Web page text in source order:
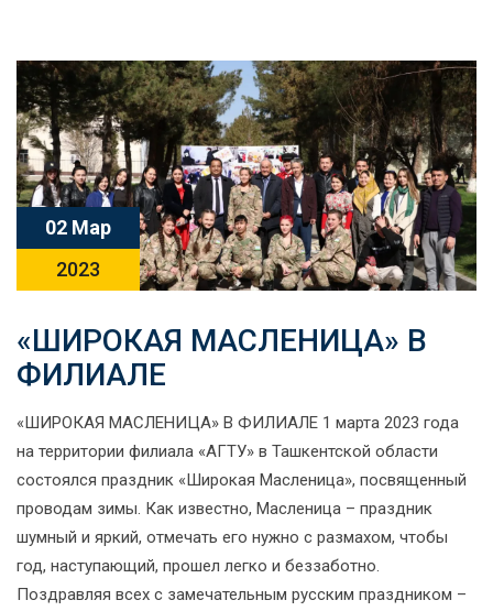
02 Мар
2023
«ШИРОКАЯ МАСЛЕНИЦА» В
ФИЛИАЛЕ
«ШИРОКАЯ МАСЛЕНИЦА» В ФИЛИАЛЕ 1 марта 2023 года
на территории филиала «АГТУ» в Ташкентской области
состоялся праздник «Широкая Масленица», посвященный
проводам зимы. Как известно, Масленица – праздник
шумный и яркий, отмечать его нужно с размахом, чтобы
год, наступающий, прошел легко и беззаботно.
Поздравляя всех с замечательным русским праздником –